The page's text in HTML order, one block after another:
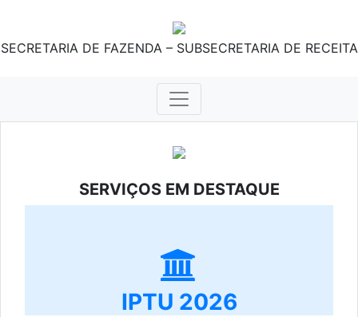
SECRETARIA DE FAZENDA – SUBSECRETARIA DE RECEITA
SERVIÇOS EM DESTAQUE
IPTU 2026